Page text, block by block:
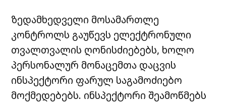
ზედამხედველი მოსამართლე
კონტროლს გაუწევს ელექტრონული
თვალთვალის ღონისძიებებს, ხოლო
პერსონალურ მონაცემთა დაცვის
ინსპექტორი ფარულ საგამოძიებო
მოქმედებებს. ინსპექტორი შეამოწმებს